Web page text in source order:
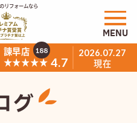
リフォームなら
諫早店
★★★★★ 4.7
188 2026.07.27
現在
MENU
グ